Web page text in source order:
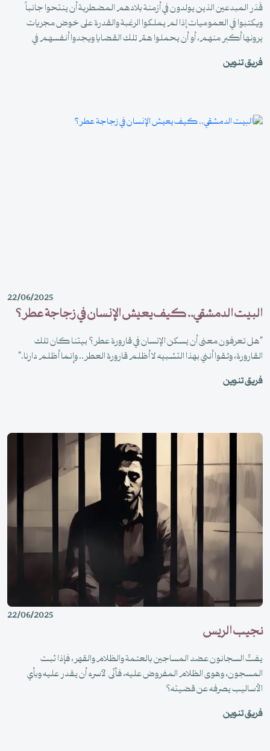
قَدَر المبدعين الذين يولدون في أزمنة بلادهم المضطربة أن ينتحوا جانباً
ويكتبوا في العموميات إذا لم يملكوا الرغبة والقدرة على خوض مجريات
يرونها أكبر منهم، أو أن يحملوا همّ تلك القضايا ويجدوا أنفسهم في
خضم الأحداث مستغلين إبداعهم للتأريخ والتوثيق وإشعال الهمم وفضح
المتورطين.
فريق تنوين
22/06/2025
البيت الدمشقي.. كيف يعيش الإنسان في زجاجة عطر؟
"هل تعرفون معنى أن يسكن الإنسان في قارورة عطر؟ بيتنا كان تلك
القارورة، وثقوا أنني بهذا التشبيه لا أظلم قارورة العطر.. وإنما أظلم دارنا."
فريق تنوين
22/06/2025
نجيب الريس
يفتّ السجانون عضد المساجين بالعتمة والظلام والقهر، فإذا ثبت
المسجون، وهوى الظلام المفروض عليه، فأنّى لآسره أن يقدر عليه وبأي
الأساليب يصرفه عن قضيته؟
فريق تنوين